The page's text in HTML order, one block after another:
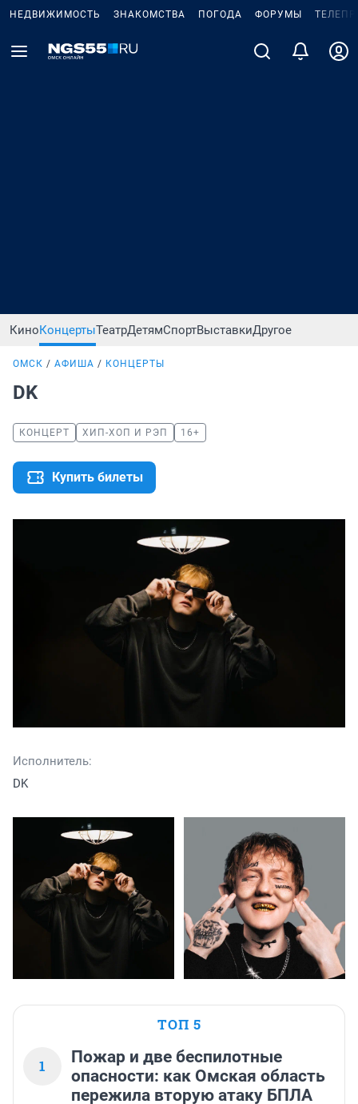
НЕДВИЖИМОСТЬ ЗНАКОМСТВА ПОГОДА ФОРУМЫ
КиноКонцертыТеатрДетямСпортВыставкиДругое
ОМСК АФИША КОНЦЕРТЫ
DK
КОНЦЕРТ ХИП-ХОП И РЭП 16+
Купить билеты
Исполнитель:
DK
ТОП 5
1
Пожар и две беспилотные
опасности: как Омская область
пережила вторую атаку БПЛА